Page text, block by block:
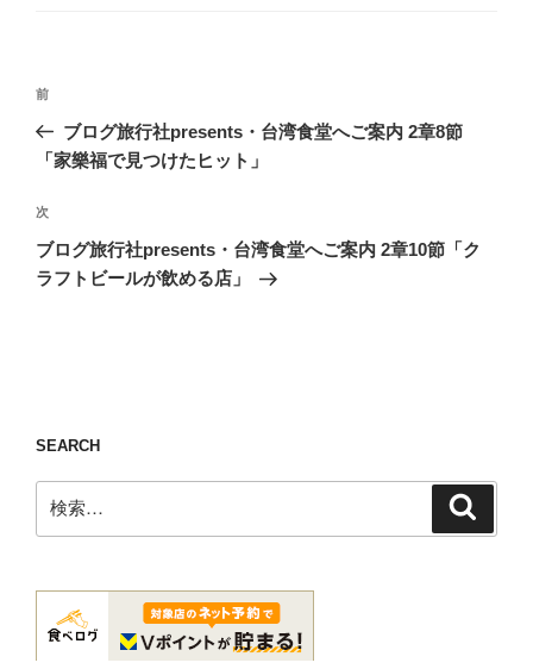
投
ナ
ゲ
ー
シ
前
の
投
前
ブログ旅行社presents・台湾食堂へご案内 2章8節
「家樂福で見つけたヒット」
次
の
投
次
ブログ旅行社presents・台湾食堂へご案内 2章10節「ク
ラフトビールが飲める店」
SEARCH
索: